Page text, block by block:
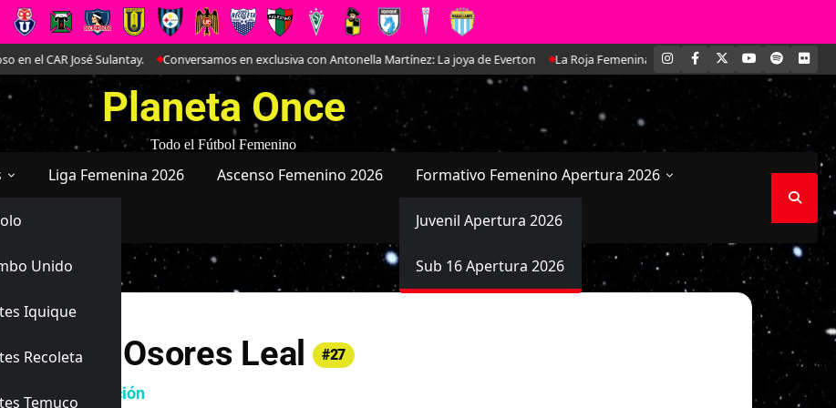
CAR José Sulantay. Conversamos en exclusiva con Antonella Martínez: La joya de Everton La Roja Femenina Sub-17 enfrentará a Argentina en
INSTAGRAM
FACEBOOK YOUTUBE
SPOTIFY
Planeta Once
Todo el Fútbol Femenino
Unido
Iquique
Recoleta
Temuco
Liga Femenina 2026 Ascenso Femenino 2026 Formativo Femenino Apertura 2026
Juvenil Apertura 2026
Sub 16 Apertura 2026
Osores Leal #27
de Concepción